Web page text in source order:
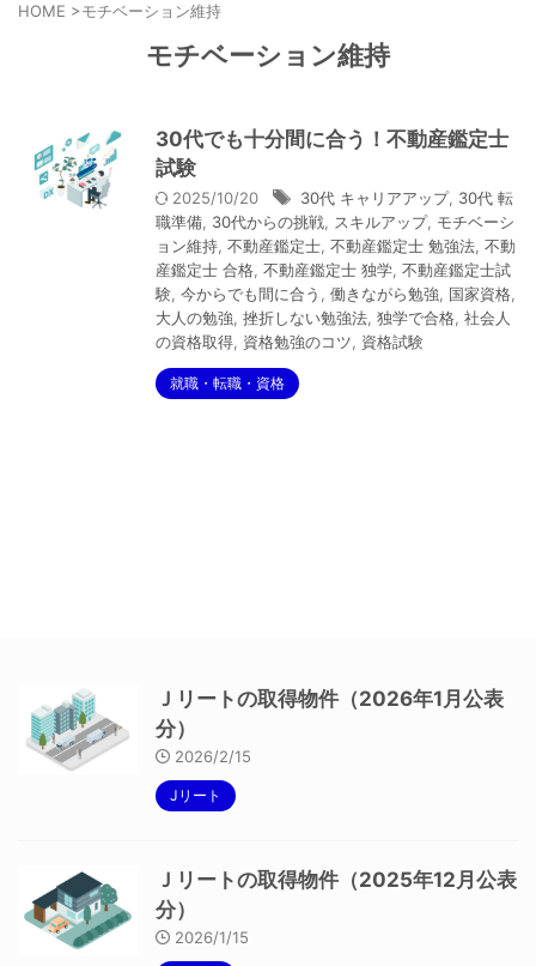
HOME >モチベーション維持
モチベーション維持
30代でも十分間に合う！不動産鑑定士
試験
2025/10/20 30代 キャリアアップ, 30代 転
職準備 30代からの挑戦 スキルアップ, モチベーシ
ョン維持 不動産鑑定士 不動産鑑定士 勉強法 不動
産鑑定士 合格 不動産鑑定士 独学 不動産鑑定士試
験 今からでも間に合う 働きながら勉強 国家資格
大人の勉強 挫折しない勉強法 独学で合格 社会人
の資格取得 資格勉強のコツ 資格試験
就職・転職・資格
Ｊリートの取得物件（2026年1月公表
分）
2026/2/15
Jリート
Ｊリートの取得物件（2025年12月公表
分）
2026/1/15